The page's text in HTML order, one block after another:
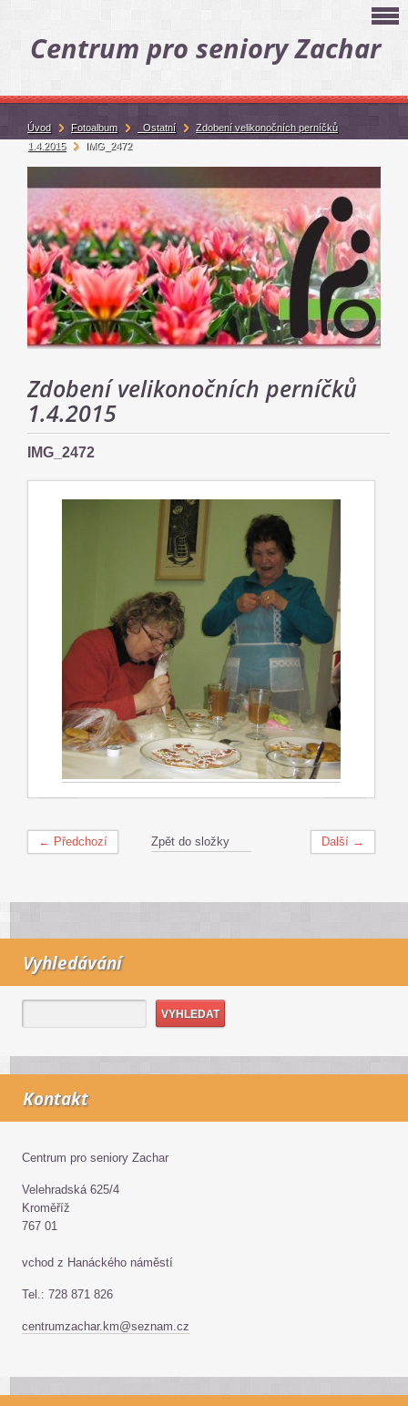
Centrum pro seniory Zachar
Zdobení velikonočních perníčků
1.4.2015
IMG_2472
← Předchozí Další →
Zpět do složky
Vyhledávání
Kontakt
Centrum pro seniory Zachar
Velehradská 625/4
Kroměříž
767 01
vchod z Hanáckého náměstí
Tel.: 728 871 826
centrumzachar.km@seznam.cz
Úvod Fotoalbum _Ostatní
Zdobení velikonočních perníčků
1.4.2015
IMG_2472